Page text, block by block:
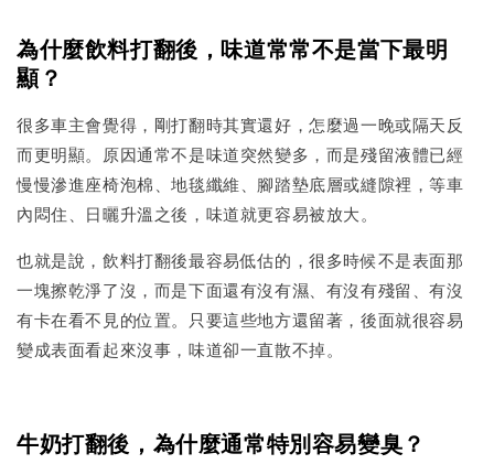
為什麼飲料打翻後，味道常常不是當下最明
顯？
很多車主會覺得，剛打翻時其實還好，怎麼過一晚或隔天反
而更明顯。原因通常不是味道突然變多，而是殘留液體已經
慢慢滲進座椅泡棉、地毯纖維、腳踏墊底層或縫隙裡，等車
內悶住、日曬升溫之後，味道就更容易被放大。
也就是說，飲料打翻後最容易低估的，很多時候不是表面那
一塊擦乾淨了沒，而是下面還有沒有濕、有沒有殘留、有沒
有卡在看不見的位置。只要這些地方還留著，後面就很容易
變成表面看起來沒事，味道卻一直散不掉。
牛奶打翻後，為什麼通常特別容易變臭？